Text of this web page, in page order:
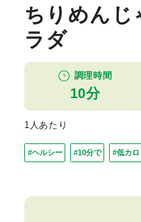
ちりめんじ
ラダ
調理時間
10分
1人あたり
#ヘルシー #10分で #低カロ